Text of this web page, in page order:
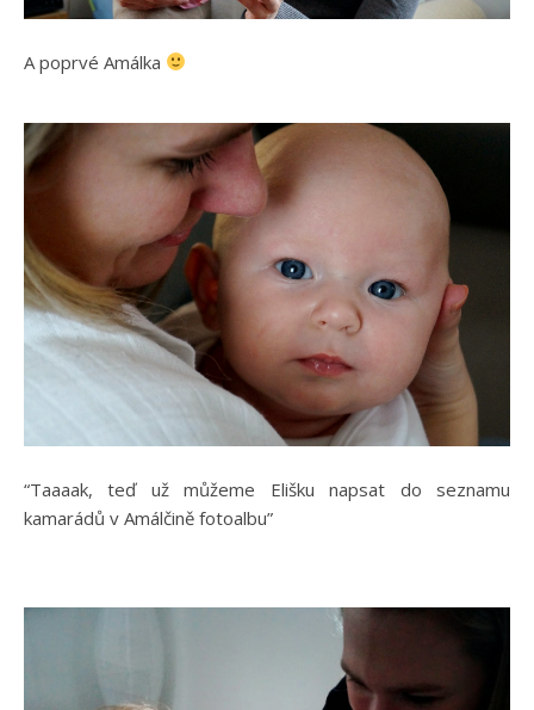
A poprvé Amálka
“Taaaak, teď už můžeme Elišku napsat do seznamu
kamarádů v Amálčině fotoalbu”